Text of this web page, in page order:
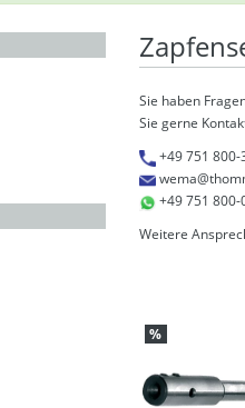
Sie haben
Sie gerne
+49 751 800-
+49 751 800-
Weitere
%